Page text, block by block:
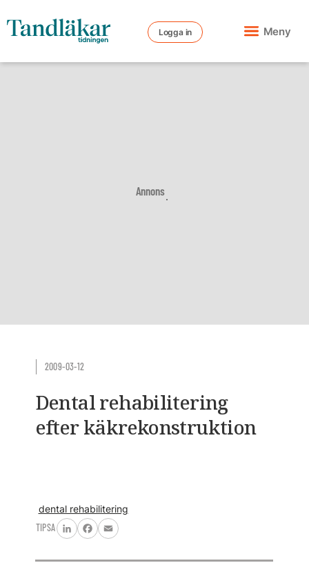
Logga in Meny
Annons
2009-03-12
Dental rehabilitering
efter käkrekonstruktion
dental rehabilitering
TIPSA
LinkedInFacebook
Email